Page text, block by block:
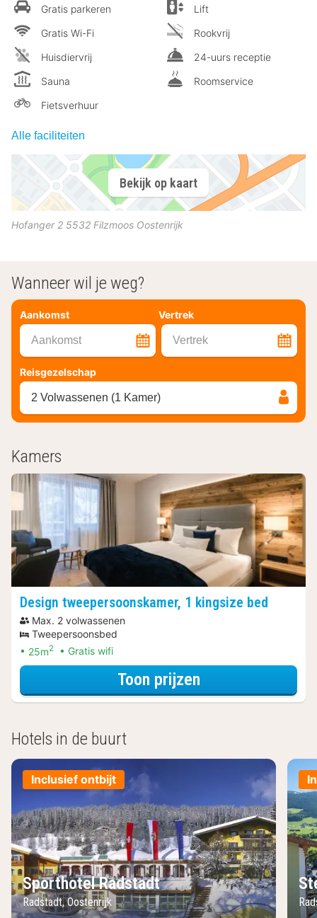
Gratis parkeren
Gratis Wi-Fi
Huisdiervrij
Sauna
Fietsverhuur
Lift
Rookvrij
24-uurs receptie
Roomservice
Alle faciliteiten
Bekijk op kaart
Hofanger 2 5532 Filzmoos Oostenrijk
Wanneer wil je weg?
Aankomst Vertrek
Aankomst Vertrek
Reisgezelschap
2 Volwassenen (1 Kamer)
Kamers
Design tweepersoonskamer, 1 kingsize bed
Max. 2 volwassenen
Tweepersoonsbed
25m2 Gratis wifi
Toon prijzenvoor Design
Hotels in de buurt
Inclusief ontbijt
Sporthotel Radstadt
Radstadt, Oostenrijk